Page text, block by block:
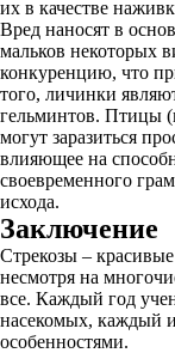
их в качестве
Вред наносят в
мальков некоторых
конкуренцию, что
того, личинки
гельминтов. Птицы
могут заразиться
влияющее на
своевременного
исхода.
Заключение
Стрекозы –
несмотря на
все. Каждый год
насекомых, каждый
особенностями.